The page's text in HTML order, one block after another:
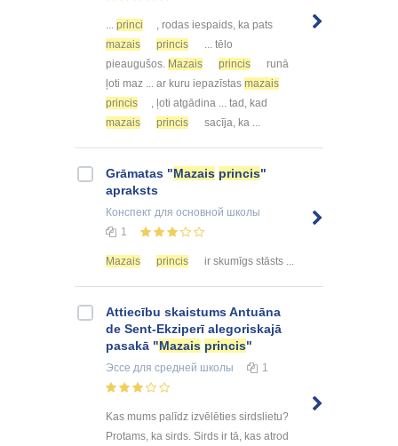
... princi
, rodas iespaids, ka pats
mazais
princis
... tēlo
pieaugušos. Mazais princis
runā
ļoti maz ... ar kuru iepazīstas mazais
princis
, ļoti atgādina ... tad, kad
mazais
princis sacīja, ka ...
Grāmatas "Mazais princis"
apraksts
Конспект для основной школы
1
Mazais princis ir skumīgs stāsts ...
Attiecību skaistums Antuāna
de Sent-Ekziperī alegoriskajā
pasakā "Mazais princis"
Эссе для средней школы 1
Kas mums palīdz izvēlēties sirdslietu?
Protams, ka sirds. Sirds ir tā, kas atrod